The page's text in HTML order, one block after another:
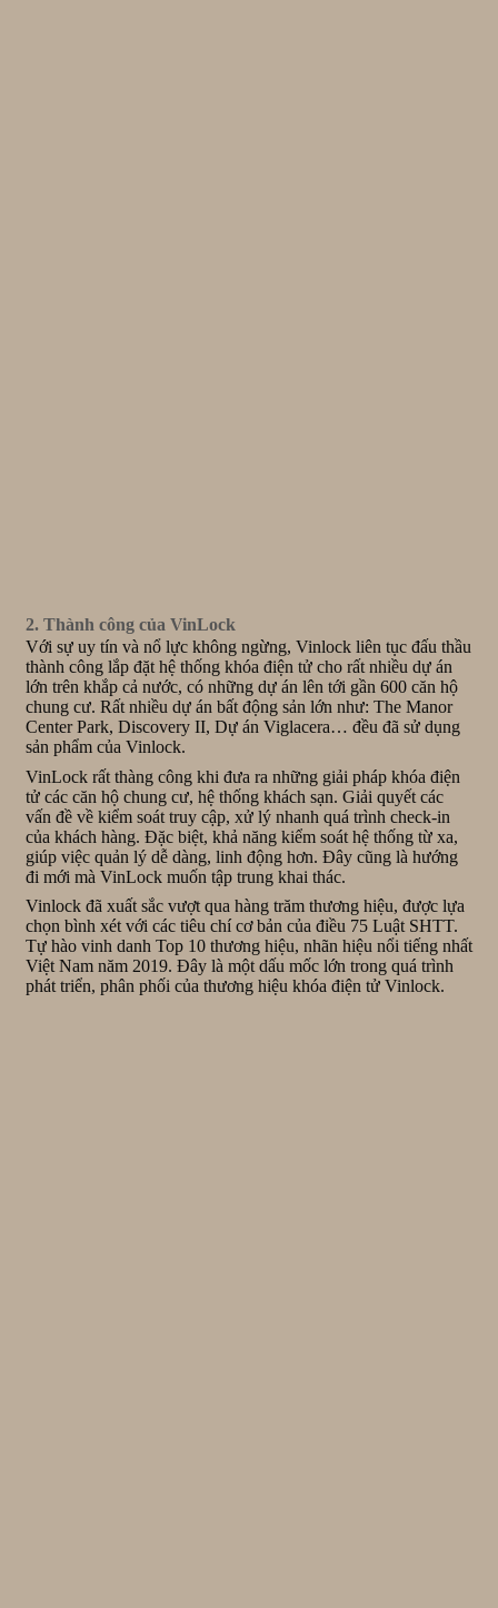
2. Thành công của VinLock
Với sự uy tín và nổ lực không ngừng, Vinlock liên tục đấu thầu
thành công lắp đặt hệ thống khóa điện tử cho rất nhiều dự án
lớn trên khắp cả nước, có những dự án lên tới gần 600 căn hộ
chung cư. Rất nhiều dự án bất động sản lớn như: The Manor
Center Park, Discovery II, Dự án Viglacera… đều đã sử dụng
sản phẩm của Vinlock.
VinLock rất thàng công khi đưa ra những giải pháp khóa điện
tử các căn hộ chung cư, hệ thống khách sạn. Giải quyết các
vấn đề về kiểm soát truy cập, xử lý nhanh quá trình check-in
của khách hàng. Đặc biệt, khả năng kiểm soát hệ thống từ xa,
giúp việc quản lý dễ dàng, linh động hơn. Đây cũng là hướng
đi mới mà VinLock muốn tập trung khai thác.
Vinlock đã xuất sắc vượt qua hàng trăm thương hiệu, được lựa
chọn bình xét với các tiêu chí cơ bản của điều 75 Luật SHTT.
Tự hào vinh danh Top 10 thương hiệu, nhãn hiệu nổi tiếng nhất
Việt Nam năm 2019. Đây là một dấu mốc lớn trong quá trình
phát triển, phân phối của thương hiệu khóa điện tử Vinlock.